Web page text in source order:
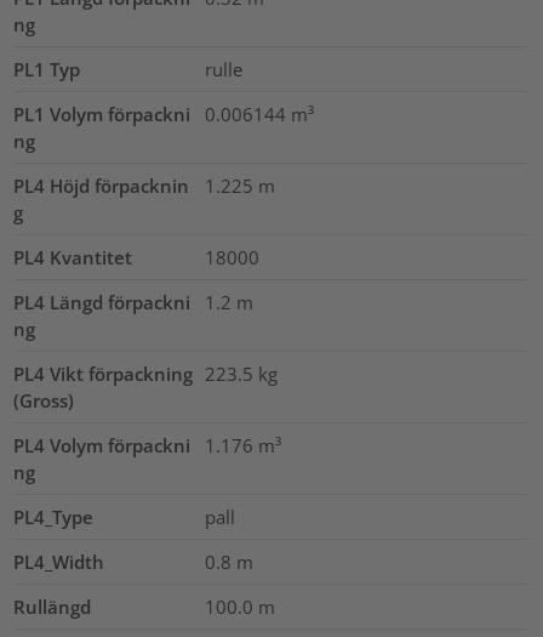
ng
PL1 Typ
rulle
PL1 Volym förpackni
ng
0.006144 m³
PL4 Höjd förpacknin
g
1.225 m
PL4 Kvantitet
18000
PL4 Längd förpackni
ng
1.2 m
PL4 Vikt förpackning
(Gross)
223.5 kg
PL4 Volym förpackni
ng
1.176 m³
PL4_Type
pall
PL4_Width
0.8 m
Rullängd
100.0 m